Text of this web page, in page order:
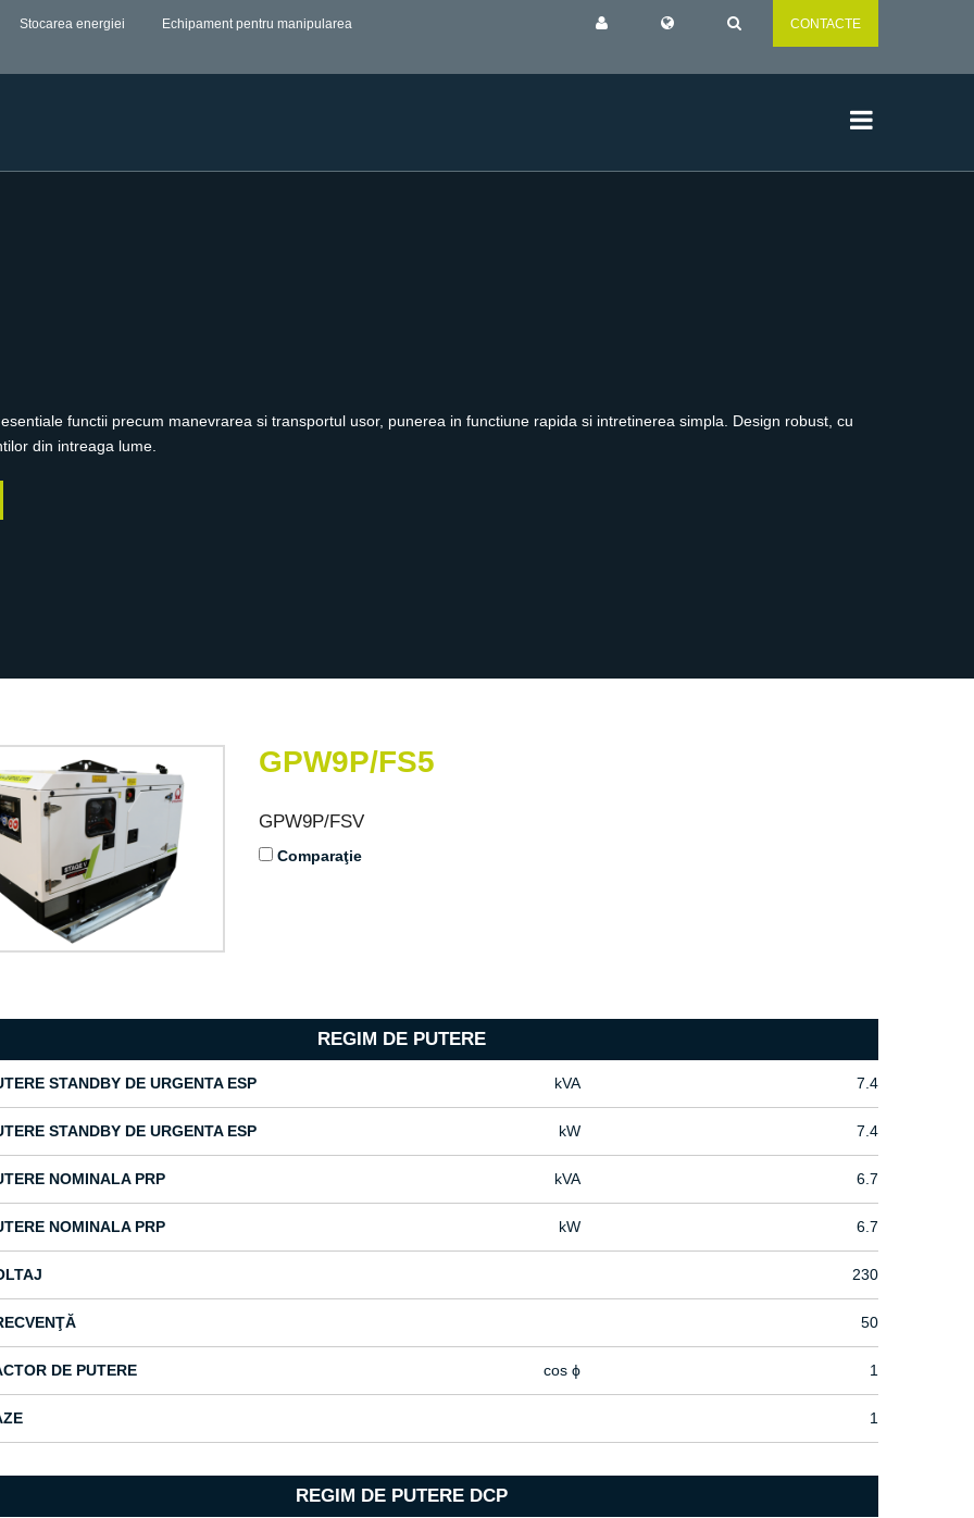
Stocarea energiei
Echipament pentru manipularea
CONTACTE
functii precum manevrarea si transportul usor, punerea in functiune rapida si intretinerea simpla. Design robust, cu
din intreaga lume.
GPW9P/FS5
GPW9P/FSV
Comparaţie
REGIM DE PUTERE
STANDBY DE URGENTA ESP kVA 7.4
STANDBY DE URGENTA ESP kW 7.4
NOMINALA PRP kVA 6.7
NOMINALA PRP kW 6.7
230
50
DE PUTERE cos ϕ 1
1
REGIM DE PUTERE DCP